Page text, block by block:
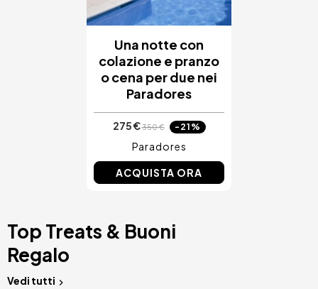
Una notte con
colazione e pranzo
o cena per due nei
Paradores
275 €350 € -21%
Paradores
ACQUISTA ORA
Top Treats & Buoni
Regalo
Vedi tutti